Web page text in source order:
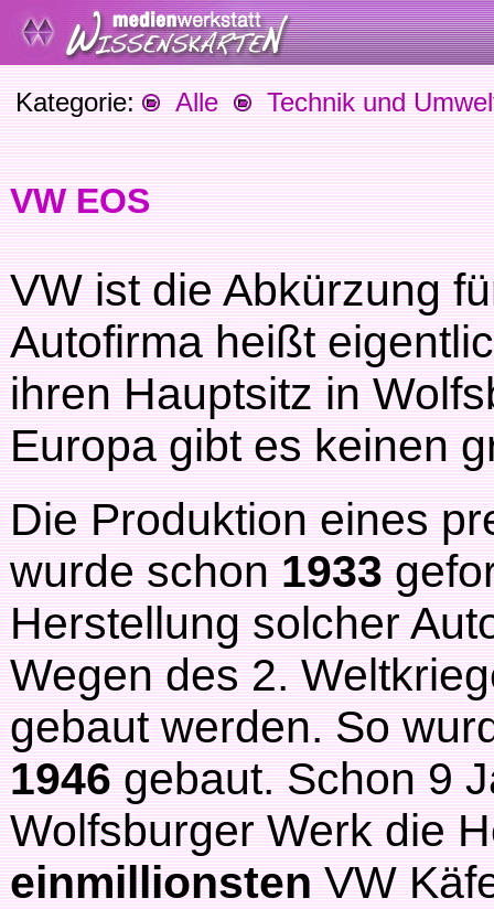
Kategorie: Alle Technik und
VW EOS
VW ist die Abkürzung
Autofirma heißt
ihren Hauptsitz in
Europa gibt es keinen
Die Produktion eines
wurde schon1933
Herstellung solcher
Wegen des 2.
gebaut werden. So
1946gebaut. Schon 9
Wolfsburger Werk die
einmillionstenVW